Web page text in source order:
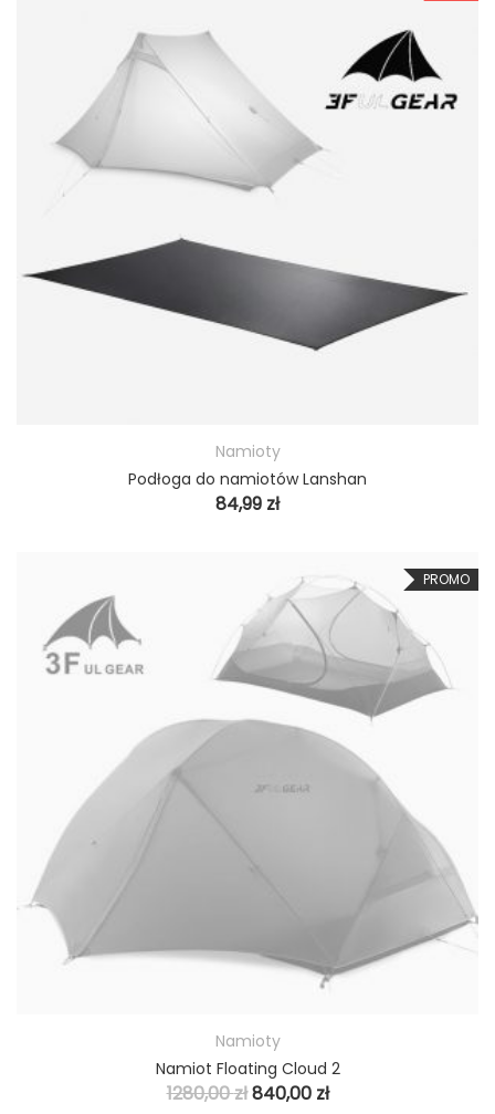
Namioty
Podłoga do namiotów Lanshan
84,99 zł
PROMO
Namioty
Namiot Floating Cloud 2
1280,00zł840,00 zł